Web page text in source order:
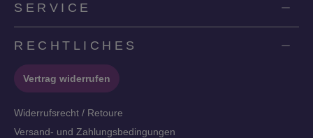
SERVICE
RECHTLICHES
Vertrag widerrufen
Widerrufsrecht / Retoure
Versand- und Zahlungsbedingungen